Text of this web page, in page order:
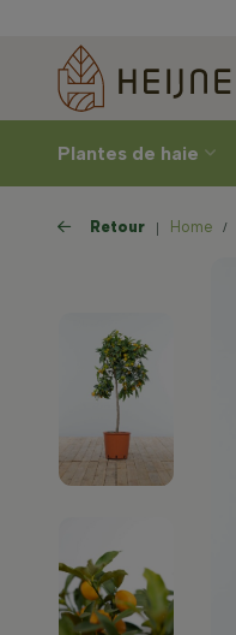
Plantes de haie
Retour Home